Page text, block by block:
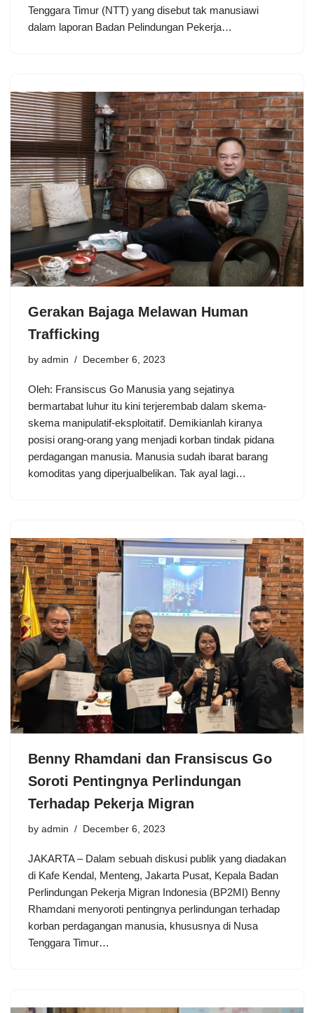
Tenggara Timur (NTT) yang disebut tak manusiawi
dalam laporan Badan Pelindungan Pekerja…
Gerakan Bajaga Melawan Human
Trafficking
by admin December 6, 2023
Oleh: Fransiscus Go Manusia yang sejatinya
bermartabat luhur itu kini terjerembab dalam skema-
skema manipulatif-eksploitatif. Demikianlah kiranya
posisi orang-orang yang menjadi korban tindak pidana
perdagangan manusia. Manusia sudah ibarat barang
komoditas yang diperjualbelikan. Tak ayal lagi…
Benny Rhamdani dan Fransiscus Go
Soroti Pentingnya Perlindungan
Terhadap Pekerja Migran
by admin December 6, 2023
JAKARTA – Dalam sebuah diskusi publik yang diadakan
di Kafe Kendal, Menteng, Jakarta Pusat, Kepala Badan
Perlindungan Pekerja Migran Indonesia (BP2MI) Benny
Rhamdani menyoroti pentingnya perlindungan terhadap
korban perdagangan manusia, khususnya di Nusa
Tenggara Timur…